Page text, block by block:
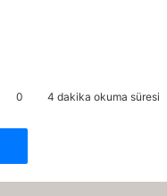
0 4 dakika okuma süresi
Messenger